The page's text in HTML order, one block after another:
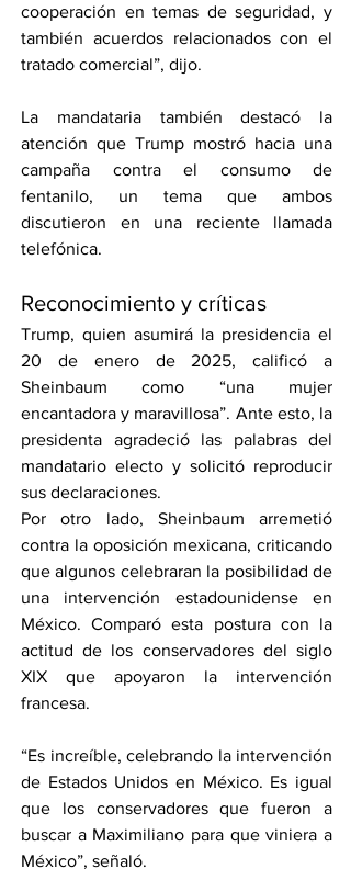
cooperación en temas de seguridad, y
también acuerdos relacionados con el
tratado comercial”, dijo.
La mandataria también destacó la
atención que Trump mostró hacia una
campaña contra el consumo de
fentanilo, un tema que ambos
discutieron en una reciente llamada
telefónica.
Reconocimiento y críticas
Trump, quien asumirá la presidencia el
20 de enero de 2025, calificó a
Sheinbaum como “una mujer
encantadora y maravillosa”. Ante esto, la
presidenta agradeció las palabras del
mandatario electo y solicitó reproducir
sus declaraciones.
Por otro lado, Sheinbaum arremetió
contra la oposición mexicana, criticando
que algunos celebraran la posibilidad de
una intervención estadounidense en
México. Comparó esta postura con la
actitud de los conservadores del siglo
XIX que apoyaron la intervención
francesa.
“Es increíble, celebrando la intervención
de Estados Unidos en México. Es igual
que los conservadores que fueron a
buscar a Maximiliano para que viniera a
México”, señaló.